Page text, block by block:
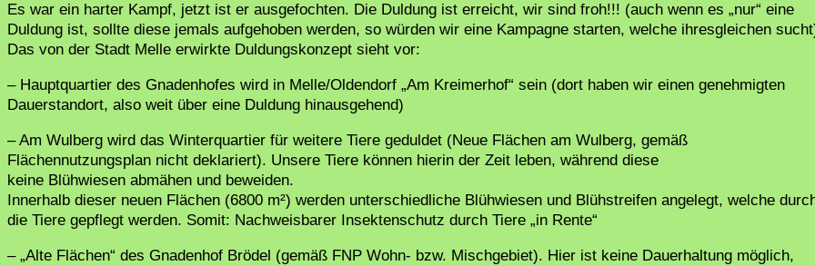
Es war ein harter Kampf, jetzt ist er ausgefochten. Die Duldung ist erreicht, wir sind froh!!! (auch wenn es „nur“ eine
Duldung ist, sollte diese jemals aufgehoben werden, so würden wir eine Kampagne starten, welche ihresgleichen
Das von der Stadt Melle erwirkte Duldungskonzept sieht vor:
– Hauptquartier des Gnadenhofes wird in Melle/Oldendorf „Am Kreimerhof“ sein (dort haben wir einen genehmigten
Dauerstandort, also weit über eine Duldung hinausgehend)
– Am Wulberg wird das Winterquartier für weitere Tiere geduldet (Neue Flächen am Wulberg, gemäß
Flächennutzungsplan nicht deklariert). Unsere Tiere können hierin der Zeit leben, während diese
keine Blühwiesen abmähen und beweiden.
Innerhalb dieser neuen Flächen (6800 m²) werden unterschiedliche Blühwiesen und Blühstreifen angelegt, welche
die Tiere gepflegt werden. Somit: Nachweisbarer Insektenschutz durch Tiere „in Rente“
– „Alte Flächen“ des Gnadenhof Brödel (gemäß FNP Wohn- bzw. Mischgebiet). Hier ist keine Dauerhaltung möglich,